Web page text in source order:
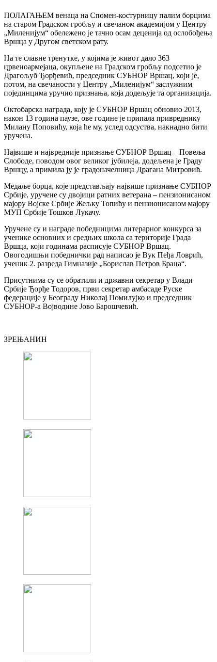
ПОЛАГАЊЕМ венаца на Спомен-костурницу палим борцима
на старом Градском гробљу и свечаном академијом у Центру
„Миленијум“ обележено је тачно осам деценија од ослобођења
Вршца у Другом светском рату.
На те славне тренутке, у којима је живот дало 363
црвеноармејаца, окупљене на Градском гробљу подсетио је
Драгољуб Ђорђевић, председник СУБНОР Вршац, који је,
потом, на свечаности у Центру „Миленијум“ заслужним
појединцима уручио признања, која додељује та организација.
Октобарска награда, коју је СУБНОР Вршац обновио 2013,
након 13 година паузе, ове године је припала привреднику
Милану Поповићу, која ће му, услед одсуства, накнадно бити
уручена.
Највише и највредније признање СУБНОР Вршац – Повеља
Слободе, поводом овог великог јубилеја, додељена је Граду
Вршцу, а примила ју је градоначелница Драгана Митровић.
Медаље борца, које представљају највише признање СУБНОР
Србије, уручене су двојици ратних ветерана – пензионисаном
мајору Војске Србије Жељку Топићу и пензионисаном мајору
МУП Србије Тошков Лукачу.
Уручене су и награде победницима литерарног конкурса за
ученике основних и средњих школа са територије Града
Вршца, који годинама расписује СУБНОР Вршац.
Овогодишњи победнички рад написао је Вук Пеђа Ловрић,
ученик 2. разреда Гимназије „Борислав Петров Браца“.
Присутнима су се обратили и државни секретар у Влади
Србије Ђорђе Тодоров, први секретар амбасаде Руске
федерације у Београду Николај Помилујко и председник
СУБНОР-а Војводине Јово Барошчевић.
ЗРЕЊАНИН